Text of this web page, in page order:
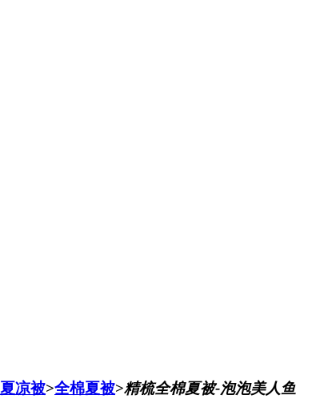
夏凉被>全棉夏被>精梳全棉夏被-泡泡美人鱼